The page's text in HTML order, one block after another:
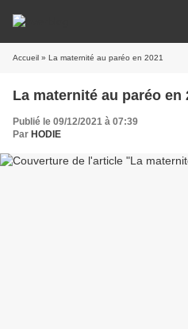
Accueil » La maternité au paréo en 2021
La maternité au paréo en
Publié le 09/12/2021 à 07:39
Par HODIE